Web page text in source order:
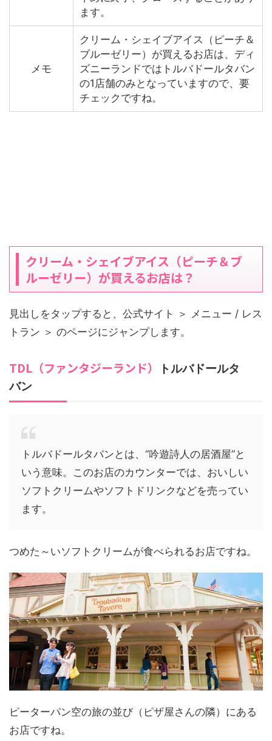
ます。
メモ
クリーム・シェイブアイス（ピーチ＆
ブルーゼリー）が買えるお店は、ディ
ズニーランドではトルバドールタバン
の1店舗のみとなっていますので、要
チェックですね。
クリーム・シェイブアイス（ピーチ＆ブ
ルーゼリー）が買えるお店は？
見出しをタップすると、公式サイト ＞ メニュー / レス
トラン ＞ のページにジャンプします。
TDL（ファンタジーランド）
トルバドールタ
バン
トルバドールタバンとは、“吟遊詩人の居酒屋”と
いう意味。このお店のカウンターでは、おいしい
ソフトクリームやソフトドリンクなどを売ってい
ます。
つめた～いソフトクリームが食べられるお店ですね。
ピーターパン空の旅の並び（ピザ屋さんの隣）にある
お店ですね。